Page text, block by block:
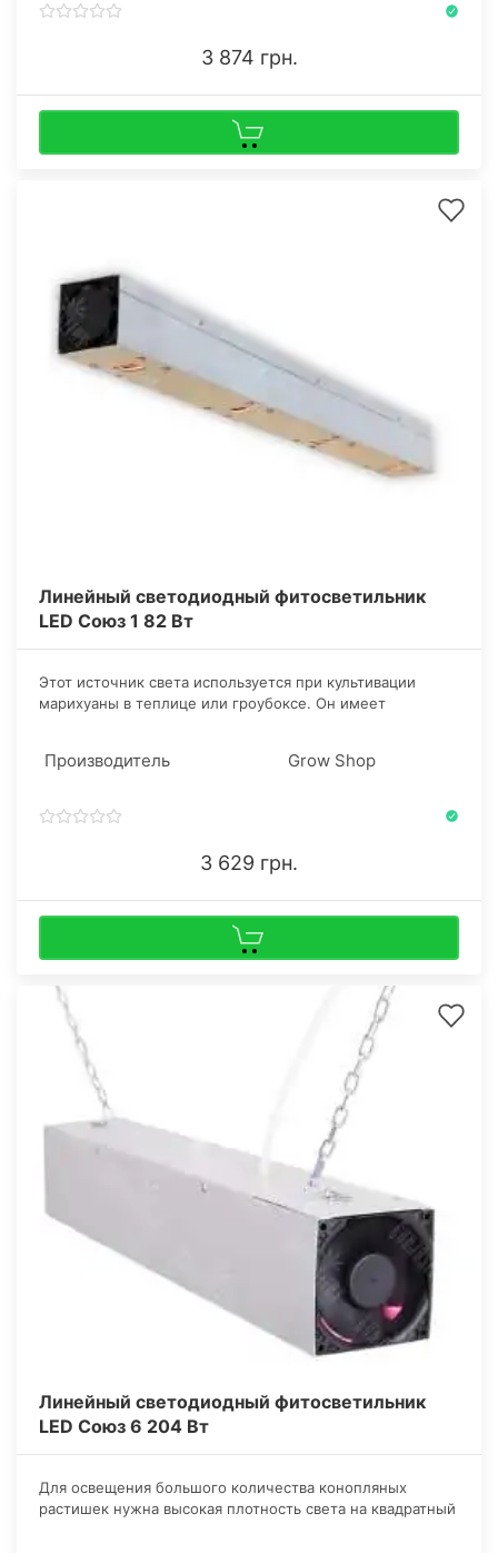
3 874 грн.
Линейный светодиодный фитосветильник
LED Союз 1 82 Вт
​Этот источник света используется при культивации
марихуаны в теплице или гроубоксе. Он имеет
стенок и дорожек.
Производитель Grow Shop
3 629 грн.
Линейный светодиодный фитосветильник
LED Союз 6 204 Вт
​Для освещения большого количества конопляных
растишек нужна высокая плотность света на квадратный